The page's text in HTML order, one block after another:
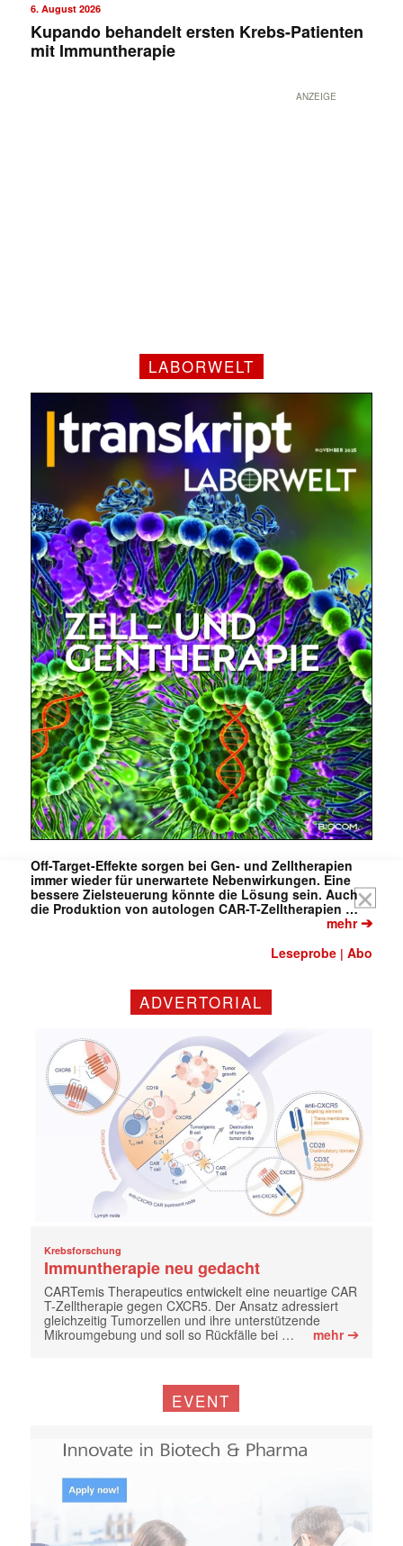
Mit dem |transkript-Newsletter
jede Woche aktuell informiert.
E-
Mail
(erforderlich)
6. August 2026
Kupando behandelt ersten Krebs-Patienten
mit Immuntherapie
ANZEIGE
LABORWELT
Off-Target-Effekte sorgen bei Gen- und Zelltherapien
immer wieder für unerwartete Nebenwirkungen. Eine
bessere Zielsteuerung könnte die Lösung sein. Auch
die Produktion von autologen CAR-T-Zelltherapien …
mehr➔
Leseprobe |Abo
ADVERTORIAL
Krebsforschung
Immuntherapie neu gedacht
CARTemis Therapeutics entwickelt eine neuartige CAR
T-Zelltherapie gegen CXCR5. Der Ansatz adressiert
gleichzeitig Tumorzellen und ihre unterstützende
Mikroumgebung und soll so Rückfälle bei …
mehr➔
EVENT